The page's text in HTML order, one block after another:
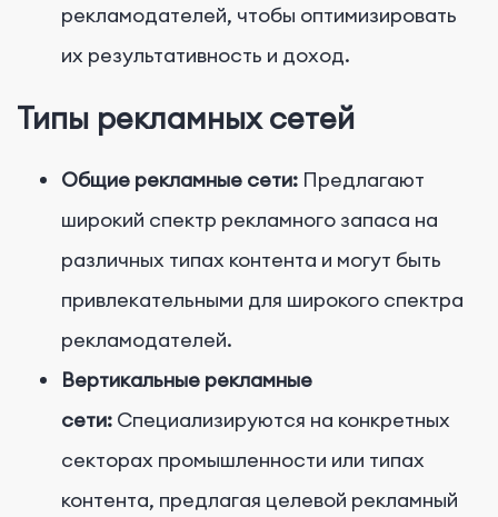
рекламодателей, чтобы оптимизировать
их результативность и доход.
Типы рекламных сетей
Общие рекламные сети: Предлагают
широкий спектр рекламного запаса на
различных типах контента и могут быть
привлекательными для широкого спектра
рекламодателей.
Вертикальные рекламные
сети: Специализируются на конкретных
секторах промышленности или типах
контента, предлагая целевой рекламный